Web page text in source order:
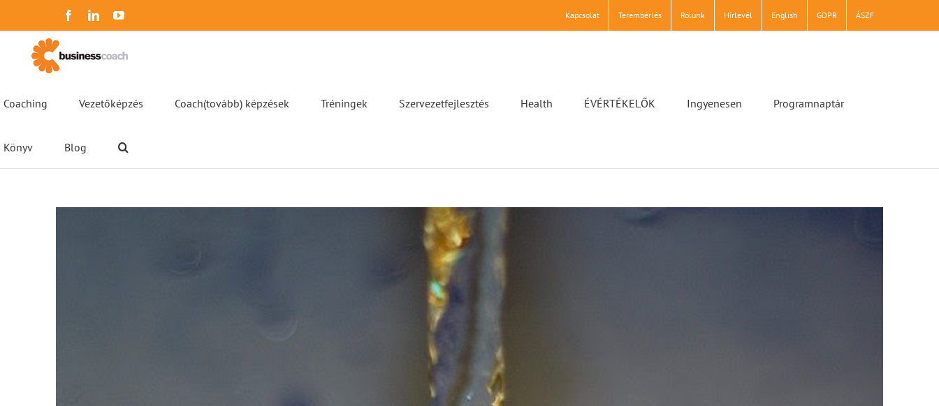
FacebookLinkedInYouTube Kapcsolat Terembérlés Rólunk Hírlevél English GDPR ÁSZF
Coaching Vezetőképzés Coach(tovább) képzések Tréningek Szervezetfejlesztés Health ÉVÉRTÉKELŐK Ingyenesen Programnaptár
Könyv Blog